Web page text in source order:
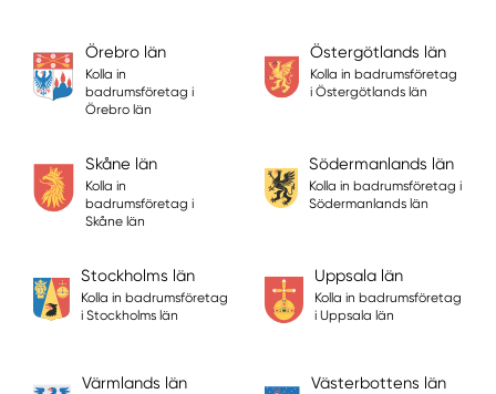
Örebro län
Kolla in
badrumsföretag i
Örebro län
Östergötlands län
Kolla in badrumsföretag
i Östergötlands län
Skåne län
Kolla in
badrumsföretag i
Skåne län
Södermanlands län
Kolla in badrumsföretag i
Södermanlands län
Stockholms län
Kolla in badrumsföretag
i Stockholms län
Uppsala län
Kolla in badrumsföretag
i Uppsala län
Värmlands län Västerbottens län